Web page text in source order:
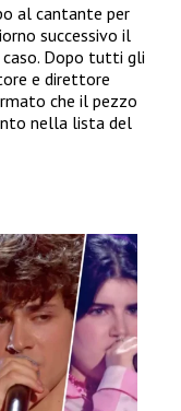
al cantante per
successivo il
Dopo tutti gli
e direttore
che il pezzo
nella lista del